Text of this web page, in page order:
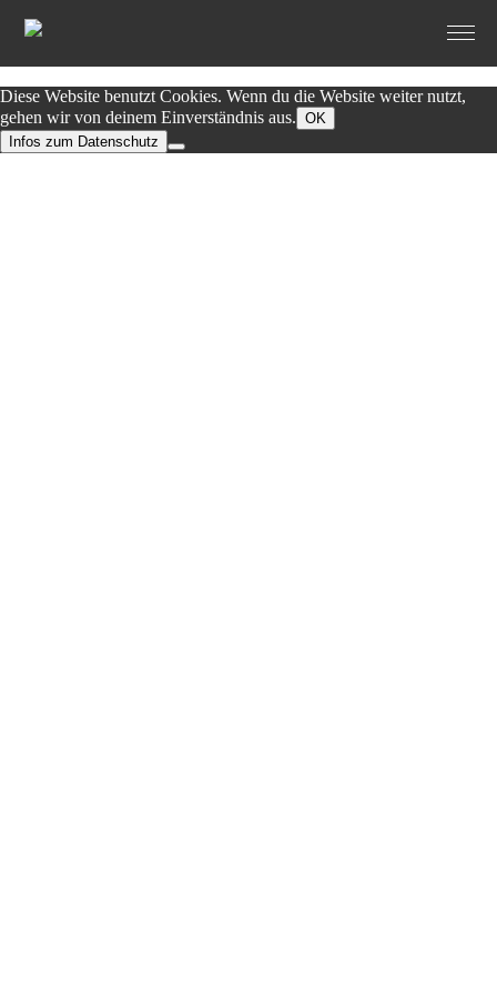
Diese Website benutzt Cookies. Wenn du die Website weiter nutzt,
gehen wir von deinem Einverständnis aus. OK
Infos zum Datenschutz